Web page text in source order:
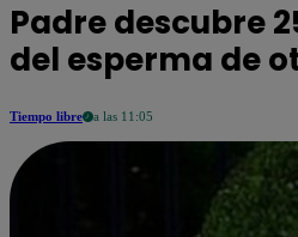
Padre descubre
del esperma de
Tiempo libre a las 11:05